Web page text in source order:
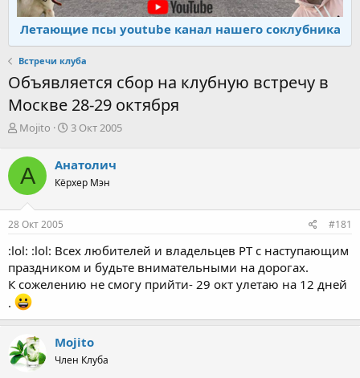
Летающие псы youtube канал нашего соклубника
Встречи клуба
Объявляется сбор на клубную встречу в
Москве 28-29 октября
А
т
о
р
т
е
м
Mojito
Д
а
н
ч
а
3 Окт 2005
А Анатолич
Кёрхер Мэн
28 Окт 2005 #181
:lol: :lol: Всех любителей и владельцев РТ с наступающим
праздником и будьте внимательными на дорогах.
К сожелению не смогу прийти- 29 окт улетаю на 12 дней
.
Mojito
Член Клуба